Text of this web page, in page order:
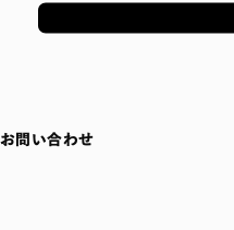
お問い合わせ